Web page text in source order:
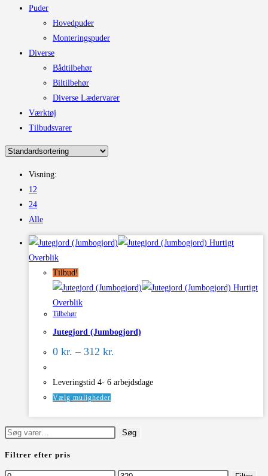
Puder
Hovedpuder
Monteringspuder
Diverse
Bådtilbehør
Biltilbehør
Diverse Lædervarer
Værktøj
Tilbudsvarer
Visning:
12
24
Alle
Hurtigt
Overblik
Tilbud!
Hurtigt
Overblik
Tilbehør
Jutegjord (Jumbogjord)
0 kr. – 312 kr.
312 kr.
Leveringstid 4- 6 arbejdsdage
Vælg muligheder
har
flere
Mulighederne
Søg
Søg
Filtrer efter pris